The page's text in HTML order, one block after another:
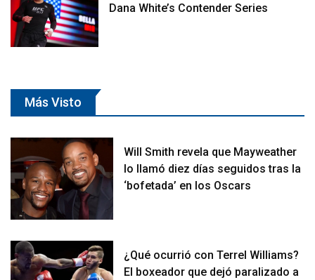
Dana White’s Contender Series
Más Visto
Will Smith revela que Mayweather
lo llamó diez días seguidos tras la
‘bofetada’ en los Oscars
¿Qué ocurrió con Terrel Williams?
El boxeador que dejó paralizado a